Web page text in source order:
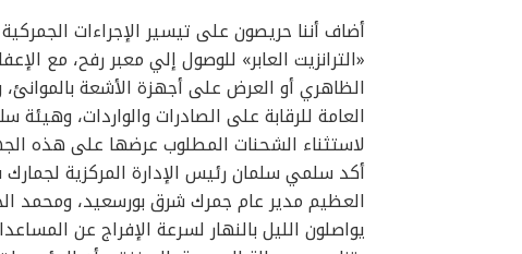
أضاف أننا حريصون على تيسير الإجراءات
«الترانزيت العابر» للوصول إلي معبر رفح، مع
الظاهري أو العرض على أجهزة الأشعة
العامة للرقابة على الصادرات والواردات، وهيئة
لاستثناء الشحنات المطلوب عرضها على هذه
أكد سلمي سلمان رئيس الإدارة المركزية
العظيم مدير عام جمرك شرق بورسعيد، ومحمد
يواصلون الليل بالنهار لسرعة الإفراج عن